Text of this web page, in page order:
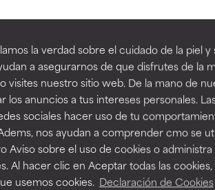
la verdad sobre el cuidado de la piel
a asegurarnos de que disfrutes de la
visites nuestro sitio web. De la mano de
los anuncios a tus intereses personales.
sociales hacer uso de tu
nos ayudan a comprender cmo se
Aviso sobre el uso de cookies o
Al hacer clic en Aceptar todas las
usemos cookies. Declaración de Cookies
BACK TO
to assess ingredients in this
tan beneficiosos como los de la categoría
la estabilidad o la absorción de una
ciertas limitaciones en cuanto a su
básicos o que no cuentan con suficiente
algunos beneficios se recomienda
tan beneficiosos como los de la categoría
la estabilidad o la absorción de una
ciertas limitaciones en cuanto a su
básicos o que no cuentan con suficiente
algunos beneficios se recomienda